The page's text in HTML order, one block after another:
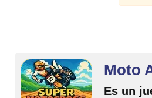
Moto
Es un